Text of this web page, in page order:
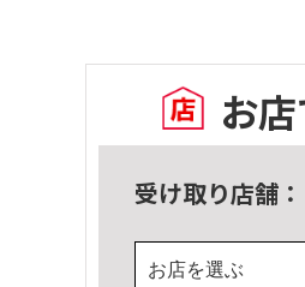
お
受け取り店舗：
お店を選ぶ